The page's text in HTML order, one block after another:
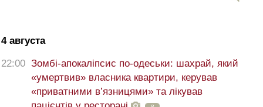
4 августа
22:00 Зомбі-апокаліпсис по-одеськи: шахрай, який
«умертвив» власника квартири, керував
«приватними в’язницями» та лікував